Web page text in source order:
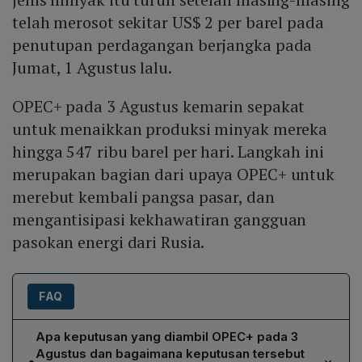
telah merosot sekitar US$ 2 per barel pada
penutupan perdagangan berjangka pada
Jumat, 1 Agustus lalu.
OPEC+ pada 3 Agustus kemarin sepakat
untuk menaikkan produksi minyak mereka
hingga 547 ribu barel per hari. Langkah ini
merupakan bagian dari upaya OPEC+ untuk
merebut kembali pangsa pasar, dan
mengantisipasi kekhawatiran gangguan
pasokan energi dari Rusia.
FAQ
Apa keputusan yang diambil OPEC+ pada 3
Agustus dan bagaimana keputusan tersebut